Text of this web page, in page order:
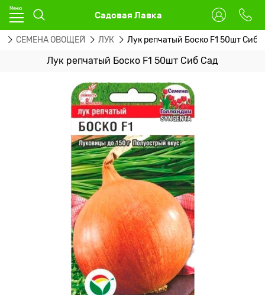
Садовая Лавка
СЕМЕНА ОВОЩЕЙ ЛУК Лук репчатый Боско F1 50шт Сиб
Лук репчатый Боско F1 50шт Сиб Сад